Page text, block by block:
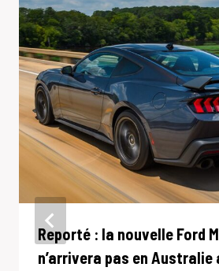
Reporté : la nouvelle Ford
n’arrivera pas en Australie